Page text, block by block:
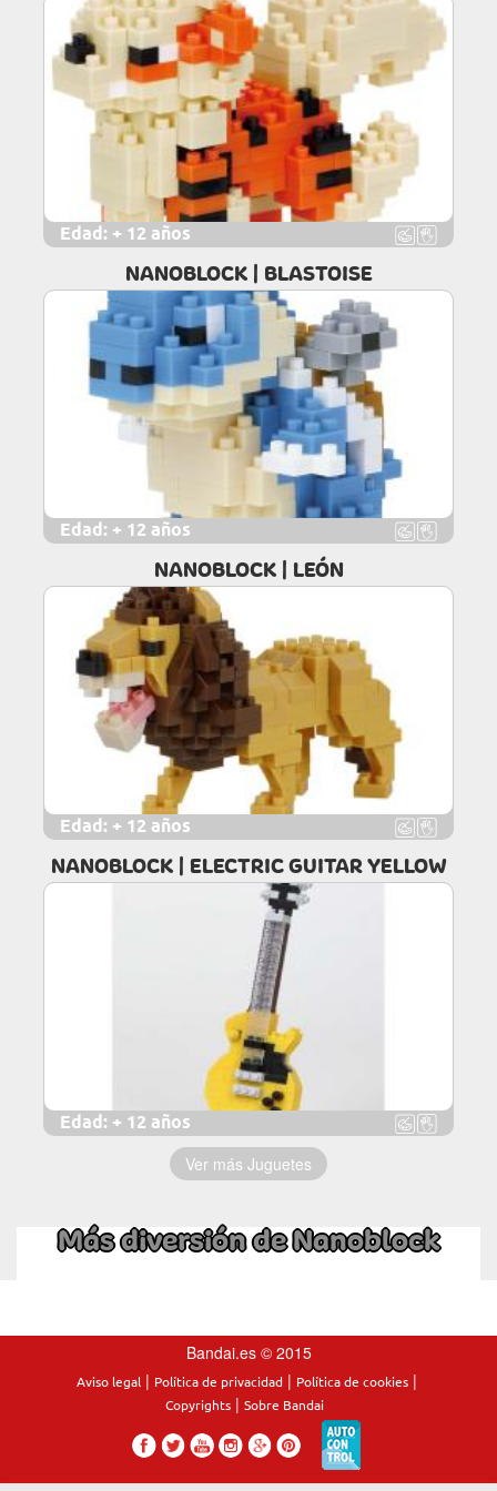
Edad: + 12 años
NANOBLOCK | BLASTOISE
Edad: + 12 años
NANOBLOCK | LEÓN
Edad: + 12 años
NANOBLOCK | ELECTRIC GUITAR YELLOW
Edad: + 12 años
Ver más Juguetes
Más diversión de Nanoblock
Bandai.es © 2015
Aviso legal| Política de privacidad| Política de cookies|
Copyrights| Sobre Bandai